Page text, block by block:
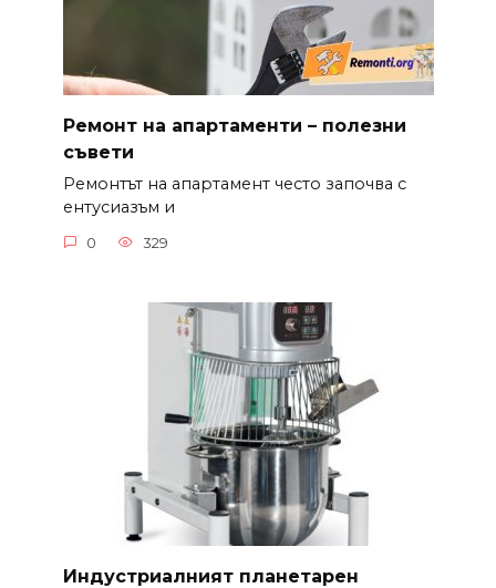
Ремонт на апартаменти – полезни
съвети
Ремонтът на апартамент често започва с
ентусиазъм и
0 329
Индустриалният планетарен